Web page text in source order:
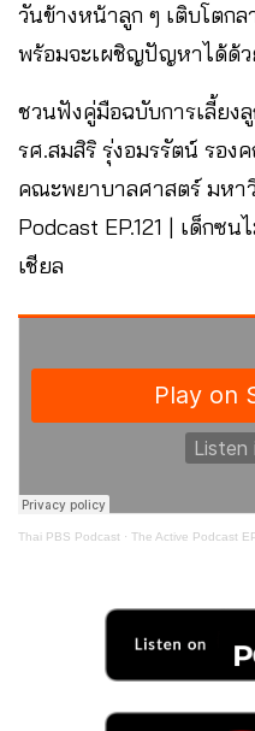
วันข้างหน้าลูก ๆ เติบโต
พร้อมจะเผชิญปัญหาได้ด้ว
ชวนฟังคู่มือฉบับการเลี้ยง
รศ.สมสิริ รุ่งอมรรัตน์ ร
คณะพยาบาลศาสตร์ มหา
Podcast EP.121 | เด็กซ
เชียล
Thai PBS Podcast · The Active Podcast